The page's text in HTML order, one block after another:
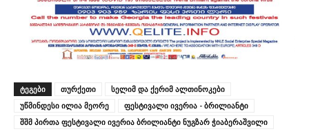
ᲢᲔᲒᲔᲑᲘ თურქეთი
სელიმ და ქერიმ ალთინოკები
უწმინდესი ილია მეორე
ფესტივალი ივერია - ბრილიანტი
შშმ პირთა ფესტივალი ივერია ბრილიანტი ნუგზარ ჭიაბერაშვილი